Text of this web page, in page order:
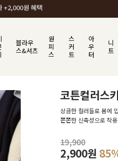
는 BEST ITEM
블라우
스&셔츠
원
피
스
스
커
트
아
우
터
니
트
코튼컬러스
상큼한 컬러들로 봄에
쫀쫀한 신축성으로 착
19,900
2,900원 85